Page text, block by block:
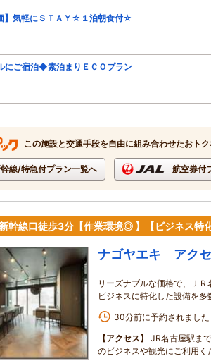
】気軽にＳＴＡＹ☆１泊朝食付☆
にご宿泊◆素泊まりＥＣＯプラン
この施設と交通手段を自由に組み合わせたおト
線/特急付プラン一覧へ 航空券付
幹線口徒歩3分【作業環境◎ 】【ビジネス特化
ナゴヤエキ アク
リーズナブルな価格で、ＪＲ
ビジネスに特化した設備を多
30分前に予約されました
【アクセス】
JR名古屋駅ま
のビジネスや観光にご利用く